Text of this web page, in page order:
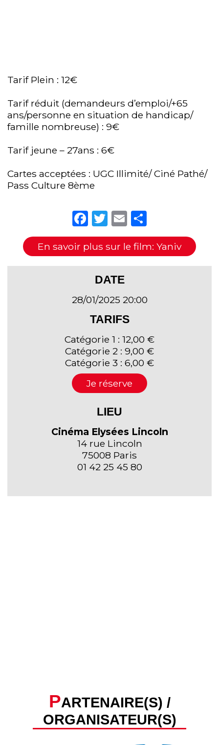
Tarif Plein : 12€
Tarif réduit (demandeurs d’emploi/+65
ans/personne en situation de handicap/
famille nombreuse) : 9€
Tarif jeune – 27ans : 6€
Cartes acceptées : UGC Illimité/ Ciné Pathé/
Pass Culture 8ème
Facebook
Twitter
Email
En savoir plus sur le film: Yaniv
DATE
28/01/2025 20:00
TARIFS
Catégorie 1 : 12,00 €
Catégorie 2 : 9,00 €
Catégorie 3 : 6,00 €
Je réserve
LIEU
Cinéma Elysées Lincoln
14 rue Lincoln
75008 Paris
01 42 25 45 80
PARTENAIRE(S) /
ORGANISATEUR(S)